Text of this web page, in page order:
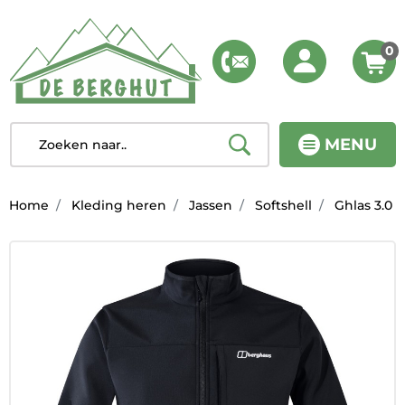
MENU
0
Home Kleding heren Jassen Softshell Ghlas 3.0